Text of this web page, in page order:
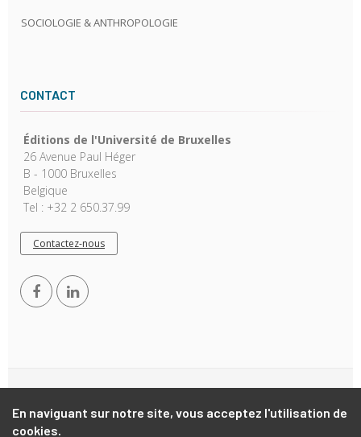
En naviguant sur notre site, vous acceptez l'utilisation de
cookies.
SOCIOLOGIE & ANTHROPOLOGIE
CONTACT
Éditions de l'Université de Bruxelles
26 Avenue Paul Héger
B - 1000 Bruxelles
Belgique
Tel : +32 2 650.37.99
Contactez-nous
Reserved